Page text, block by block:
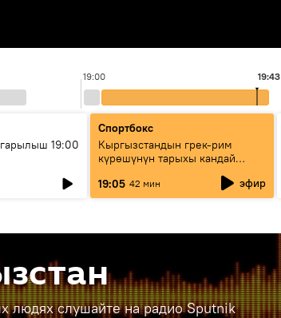
19:00 19:43
19:00
Спортбокс
Кыргызстандын грек-рим
күрөшүнүн тарыхы кандай
19:05 42 мин эфир
людях слушайте на радио Sputnik